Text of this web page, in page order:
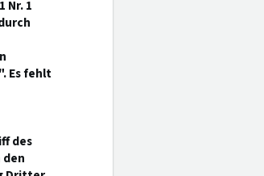
Nr. 1
Es fehlt
des
den